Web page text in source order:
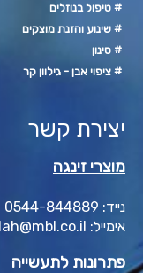
# טיפול בנוזלים
# שינוע והזנת מוצקים
# סינון
# ציפוי אבן - גילוון קר
יצירת קשר
מוצרי זינגה
נייד: 0544-844889
אימייל: elah@mbl.co.il
פתרונות לתעשייה